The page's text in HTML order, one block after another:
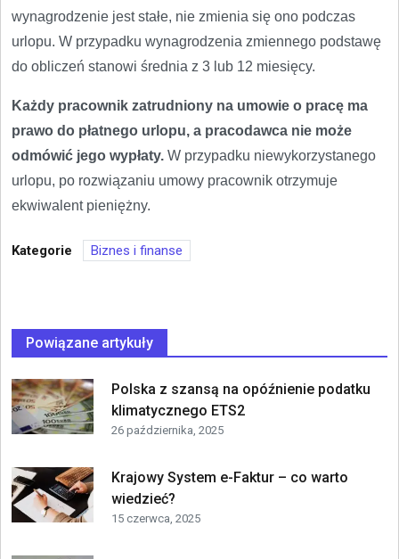
wynagrodzenie jest stałe, nie zmienia się ono podczas
urlopu. W przypadku wynagrodzenia zmiennego podstawę
do obliczeń stanowi średnia z 3 lub 12 miesięcy.
Każdy pracownik zatrudniony na umowie o pracę ma
prawo do płatnego urlopu, a pracodawca nie może
odmówić jego wypłaty. W przypadku niewykorzystanego
urlopu, po rozwiązaniu umowy pracownik otrzymuje
ekwiwalent pieniężny.
Kategorie Biznes i finanse
Powiązane artykuły
Polska z szansą na opóźnienie podatku
klimatycznego ETS2
26 października, 2025
Krajowy System e-Faktur – co warto
wiedzieć?
15 czerwca, 2025